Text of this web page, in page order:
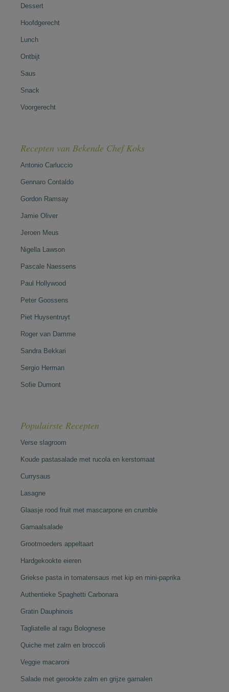
Dessert
Hoofdgerecht
Lunch
Ontbijt
Saus
Snack
Voorgerecht
Recepten van Bekende Chef Koks
Antonio Carluccio
Gennaro Contaldo
Gordon Ramsay
Jamie Oliver
Jeroen Meus
Nigella Lawson
Pascale Naessens
Paul Hollywood
Peter Goossens
Piet Huysentruyt
Roger van Damme
Sandra Bekkari
Sergio Herman
Sofie Dumont
Populairste Recepten
Verse slagroom
Koude pastasalade met rucola en kerstomaat
Currysaus
Lasagne
Glaasje rood fruit met mascarpone en crumble
Garnaalsalade
Grootmoeders appeltaart
Hardgekookte eieren
Griekse pasta in tomatensaus met kip en mini-paprika
Authentieke Spaghetti Carbonara
Gratin Dauphinois
Tagliatelle al ragu Bolognese
Quiche met zalm en broccoli
Veggie macaroni
Salade met gerookte zalm en grijze garnalen